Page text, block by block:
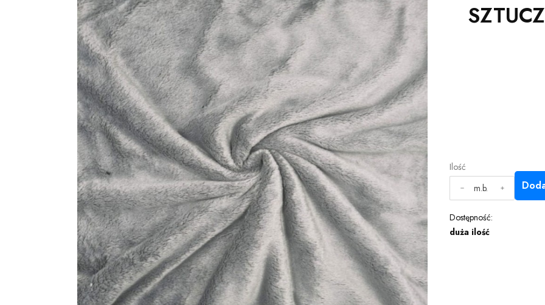
Ilość
m.b.
Dostępność:
duża ilość